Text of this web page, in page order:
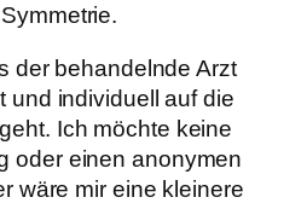
der behandelnde Arzt
und individuell auf die
Ich möchte keine
oder einen anonymen
wäre mir eine kleinere